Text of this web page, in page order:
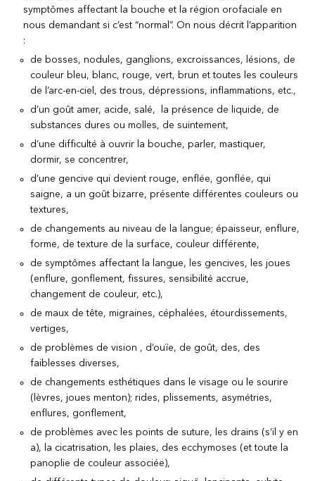
symptômes affectant la bouche et la région orofaciale en
nous demandant si c’est “normal”. On nous décrit l’apparition
:
de bosses, nodules, ganglions, excroissances, lésions, de
couleur bleu, blanc, rouge, vert, brun et toutes les couleurs
de l’arc-en-ciel, des trous, dépressions, inflammations, etc.,
d’un goût amer, acide, salé, la présence de liquide, de
substances dures ou molles, de suintement,
d’une difficulté à ouvrir la bouche, parler, mastiquer,
dormir, se concentrer,
d’une gencive qui devient rouge, enflée, gonflée, qui
saigne, a un goût bizarre, présente différentes couleurs ou
textures,
de changements au niveau de la langue; épaisseur, enflure,
forme, de texture de la surface, couleur différente,
de symptômes affectant la langue, les gencives, les joues
(enflure, gonflement, fissures, sensibilité accrue,
changement de couleur, etc.),
de maux de tête, migraines, céphalées, étourdissements,
vertiges,
de problèmes de vision , d’ouïe, de goût, des, des
faiblesses diverses,
de changements esthétiques dans le visage ou le sourire
(lèvres, joues menton); rides, plissements, asymétries,
enflures, gonflement,
de problèmes avec les points de suture, les drains (s’il y en
a), la cicatrisation, les plaies, des ecchymoses (et toute la
panoplie de couleur associée),